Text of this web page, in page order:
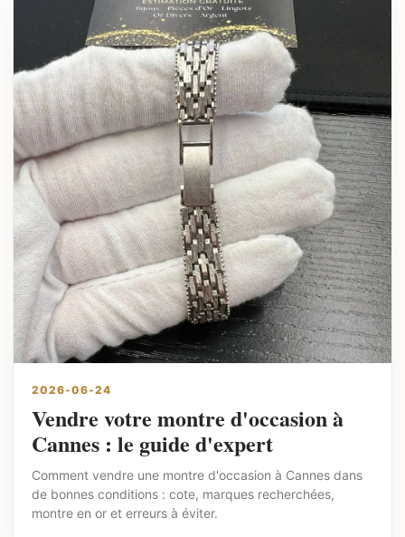
2026-06-24
Vendre votre montre d'occasion à
Cannes : le guide d'expert
Comment vendre une montre d'occasion à Cannes dans
de bonnes conditions : cote, marques recherchées,
montre en or et erreurs à éviter.